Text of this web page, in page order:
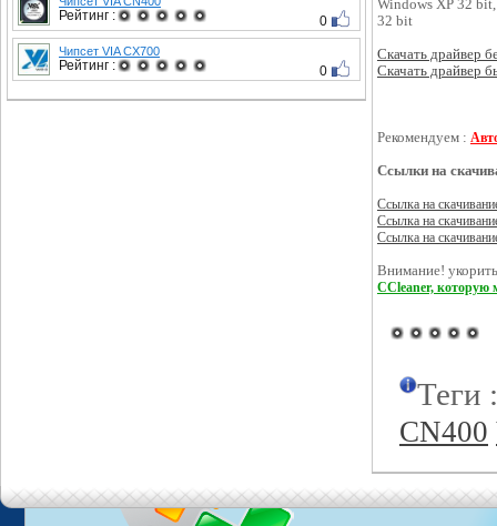
Рейтинг : 0
Чипсет VIA CX700
Рейтинг : 0
Windows XP 32
32 bit
Скачать драйвер
Скачать драйвер
Рекомендуем :
Ссылки на
Ссылка на
Ссылка на
Ссылка на
Внимание!
CCleaner, которую
Теги
CN400